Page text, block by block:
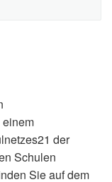
der
Schulen
Sie auf dem